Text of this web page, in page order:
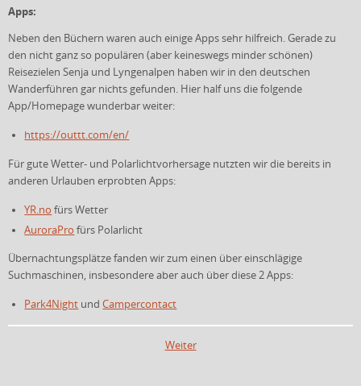
Apps:
Neben den Büchern waren auch einige Apps sehr hilfreich. Gerade zu
den nicht ganz so populären (aber keineswegs minder schönen)
Reisezielen Senja und Lyngenalpen haben wir in den deutschen
Wanderführen gar nichts gefunden. Hier half uns die folgende
App/Homepage wunderbar weiter:
https://outtt.com/en/
Für gute Wetter- und Polarlichtvorhersage nutzten wir die bereits in
anderen Urlauben erprobten Apps:
YR.no fürs Wetter
AuroraPro fürs Polarlicht
Übernachtungsplätze fanden wir zum einen über einschlägige
Suchmaschinen, insbesondere aber auch über diese 2 Apps:
Park4Night undCampercontact
Weiter